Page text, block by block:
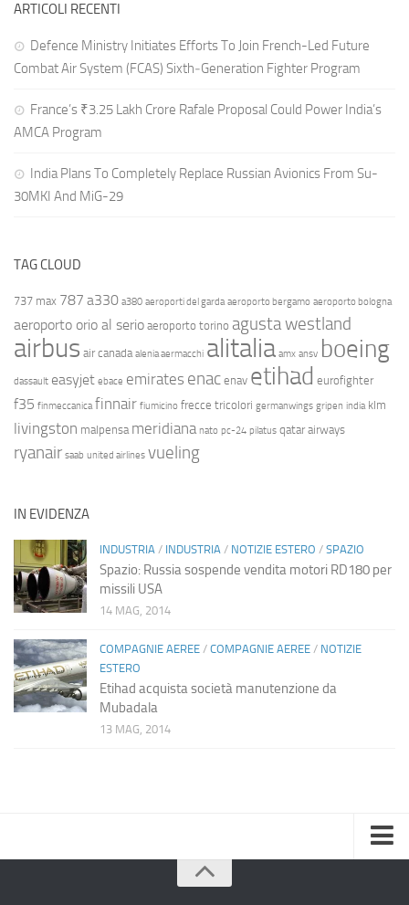
ARTICOLI RECENTI
Defence Ministry Initiates Efforts To Join French-Led Future
Combat Air System (FCAS) Sixth‑Generation Fighter Program
France’s ₹3.25 Lakh Crore Rafale Proposal Could Power India’s
AMCA Program
India Plans To Completely Replace Russian Avionics From Su-
30MKI And MiG-29
TAG CLOUD
737 max 787 a330 a380 aeroporti del garda aeroporto bergamo aeroporto bologna
aeroporto orio al serio aeroporto torino agusta westland
airbus air canada alenia aermacchi alitalia amx ansv boeing
dassault easyjet ebace emirates enac enav etihad eurofighter
f35 finmeccanica finnair fiumicino frecce tricolori germanwings gripen india klm
livingston malpensa meridiana nato pc-24 pilatus qatar airways
ryanair saab united airlines vueling
IN EVIDENZA
INDUSTRIA / INDUSTRIA / NOTIZIE ESTERO / SPAZIO
Spazio: Russia sospende vendita motori RD180 per
missili USA
14 MAG, 2014
COMPAGNIE AEREE / COMPAGNIE AEREE / NOTIZIE
ESTERO
Etihad acquista società manutenzione da
Mubadala
13 MAG, 2014